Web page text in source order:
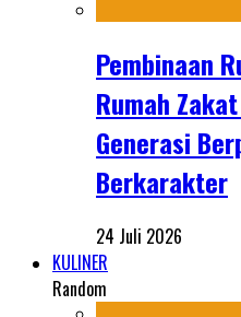
Pembinaan
Rumah
Generasi
Berkarakter
24 Juli 2026
KULINER
Random